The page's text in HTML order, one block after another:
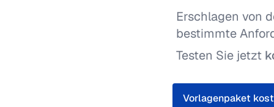
Erschlagen von
bestimmte
Testen Sie jetzt
Vorlagenpaket